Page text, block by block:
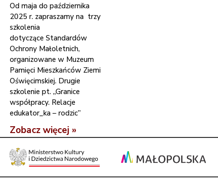
Od maja do października
2025 r. zapraszamy na trzy
szkolenia
dotyczące Standardów
Ochrony Małoletnich,
organizowane w Muzeum
Pamięci Mieszkańców Ziemi
Oświęcimskiej. Drugie
szkolenie pt. „Granice
współpracy. Relacje
edukator_ka – rodzic”
Zobacz więcej »